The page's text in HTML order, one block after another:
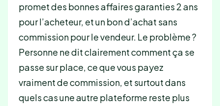
promet des bonnes affaires garanties 2 ans
pour l’acheteur, et un bon d’achat sans
commission pour le vendeur. Le problème ?
Personne ne dit clairement comment ça se
passe sur place, ce que vous payez
vraiment de commission, et surtout dans
quels cas une autre plateforme reste plus